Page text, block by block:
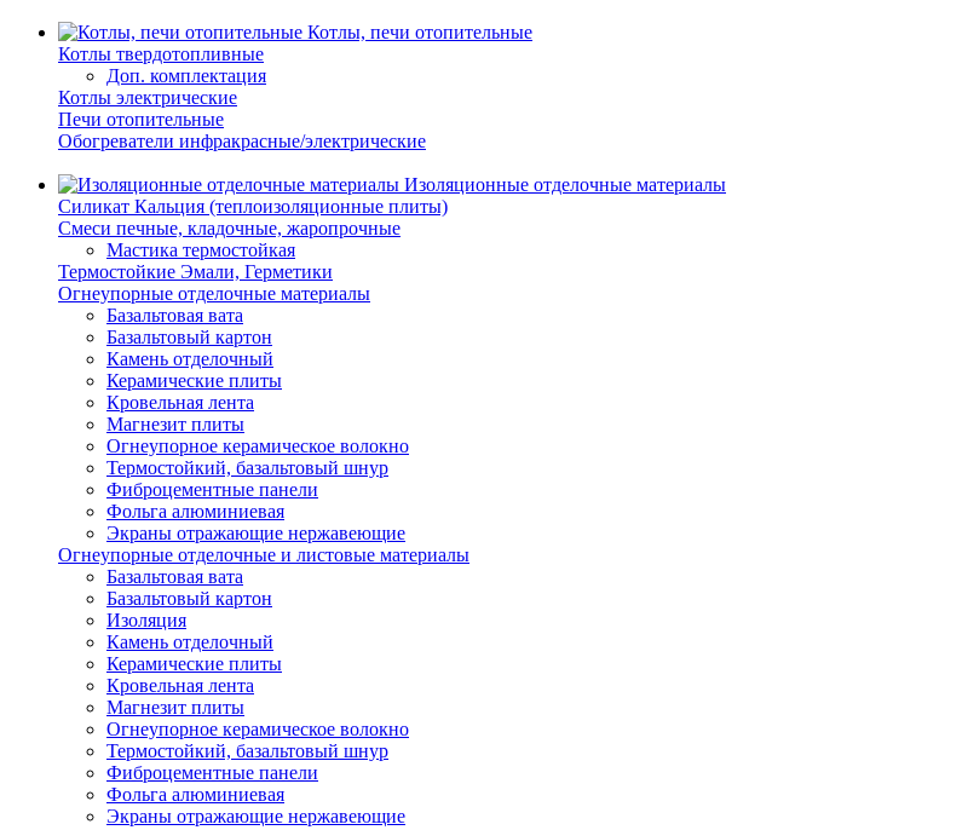
Котлы, печи отопительные
Котлы твердотопливные
Доп. комплектация
Котлы электрические
Печи отопительные
Обогреватели инфракрасные/электрические
Изоляционные отделочные материалы
Силикат Кальция (теплоизоляционные плиты)
Смеси печные, кладочные, жаропрочные
Мастика термостойкая
Термостойкие Эмали, Герметики
Огнеупорные отделочные материалы
Базальтовая вата
Базальтовый картон
Камень отделочный
Керамические плиты
Кровельная лента
Магнезит плиты
Огнеупорное керамическое волокно
Термостойкий, базальтовый шнур
Фиброцементные панели
Фольга алюминиевая
Экраны отражающие нержавеющие
Огнеупорные отделочные и листовые материалы
Базальтовая вата
Базальтовый картон
Изоляция
Камень отделочный
Керамические плиты
Кровельная лента
Магнезит плиты
Огнеупорное керамическое волокно
Термостойкий, базальтовый шнур
Фиброцементные панели
Фольга алюминиевая
Экраны отражающие нержавеющие